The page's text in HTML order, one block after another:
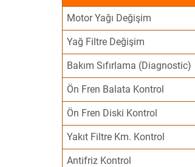
Motor Yağı Değişim
Yağ Filtre Değişim
Bakım Sıfırlama (Diagnostic)
Ön Fren Balata Kontrol
Ön Fren Diski Kontrol
Yakıt Filtre Km. Kontrol
Antifriz Kontrol